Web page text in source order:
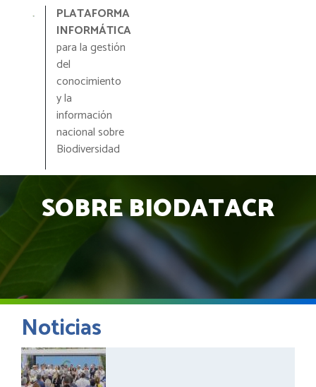
PLATAFORMA
INFORMÁTICA
para la gestión
del
conocimiento
y la
información
nacional sobre
Biodiversidad
SOBRE BIODATACR
Noticias